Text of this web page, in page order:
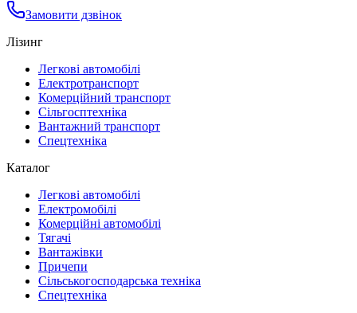
Замовити дзвінок
Лізинг
Легкові автомобілі
Електротранспорт
Комерційний транспорт
Сільгосптехніка
Вантажний транспорт
Спецтехніка
Каталог
Легкові автомобілі
Електромобілі
Комерційні автомобілі
Тягачі
Вантажівки
Причепи
Сільськогосподарська техніка
Спецтехніка